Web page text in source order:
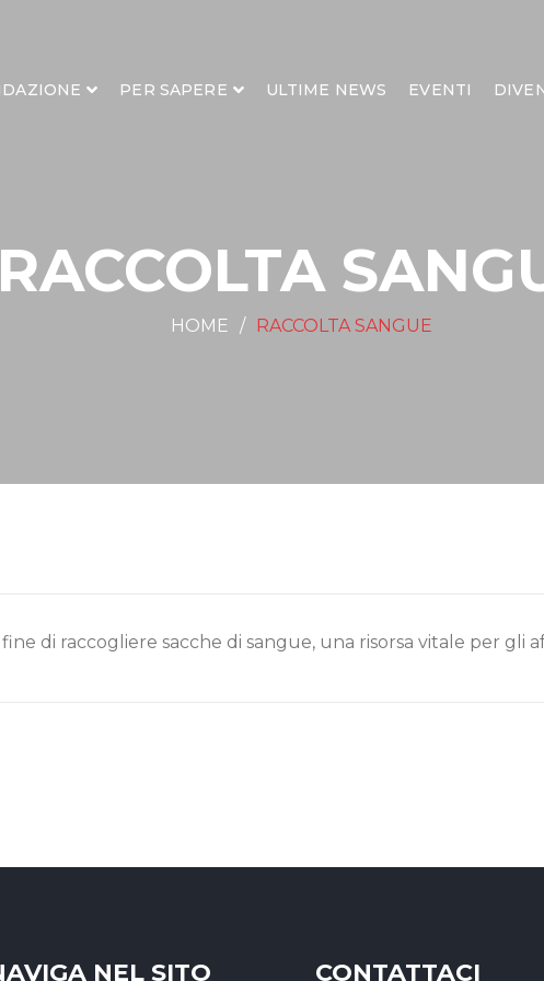
PER SAPERE ULTIME NEWS EVENTI
RACCOLTA
HOME RACCOLTA SANGUE
di raccogliere sacche di sangue, una risorsa vitale per gli
NEL SITO CONTATTACI